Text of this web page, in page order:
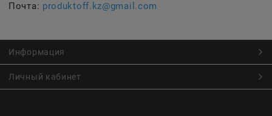
Почта: produktoff.kz@gmail.com
Информация
Личный кабинет